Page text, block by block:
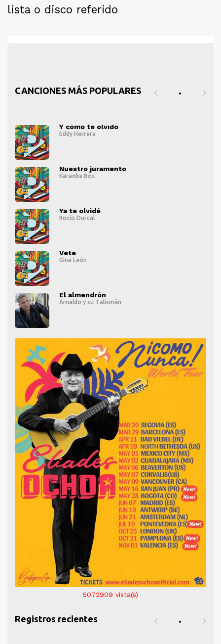
lista o disco referido
CANCIONES MÁS POPULARES
Y cómo te olvido
Eddy Herrera
Nuestro juramento
Karaoke Box
Ya te olvidé
Rocío Durcal
Vete
Gina León
El almendrón
Arnaldo y su Talismán
5072909 vista(s)
Registros recientes